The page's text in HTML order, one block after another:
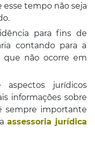
tempo não seja
para fins de
contando para a
que não ocorre em
jurídicos
informações sobre
sempre importante
assessoria jurídica